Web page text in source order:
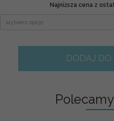
Najniższa cena z
DODAJ